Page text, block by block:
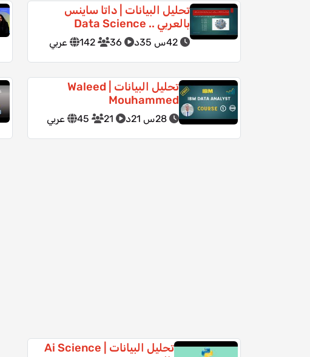
تحليل البيانات | داتا ساينس
بالعربي .. Data Science
42س 35د 36
142 عربي
تحليل البيانات | Waleed
Mouhammed
28س 21د 21
45 عربي
تحليل البيانات | Ai Science